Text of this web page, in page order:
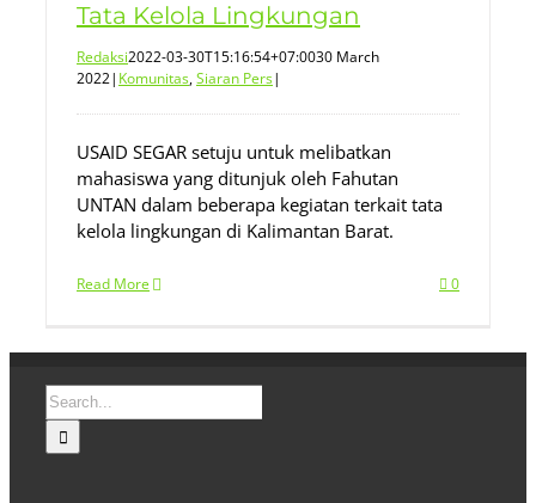
Tata Kelola Lingkungan
Redaksi2022-03-30T15:16:54+07:0030 March
2022| Komunitas,Siaran Pers|
USAID SEGAR setuju untuk melibatkan
mahasiswa yang ditunjuk oleh Fahutan
UNTAN dalam beberapa kegiatan terkait tata
kelola lingkungan di Kalimantan Barat.
Read More 0
Search
for: